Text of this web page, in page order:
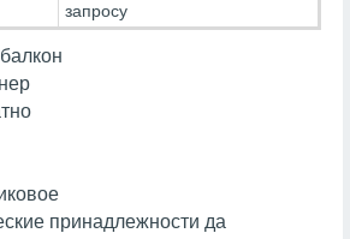
запросу
принадлежности да